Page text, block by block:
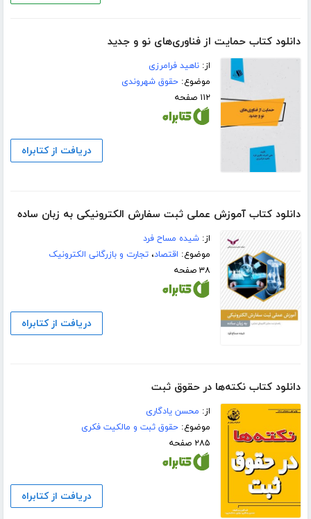
دانلود کتاب حمایت از فناوری‌های نو و جدید
از:ناهید فرامرزی
موضوع:حقوق شهروندی
۱۱۲ صفحه
دریافت از کتابراه
دانلود کتاب آموزش عملی ثبت سفارش الکترونیکی به زبان ساده
از:شیده مساح فرد
موضوع: اقتصاد،تجارت و بازرگانی الکترونیک
۳۸ صفحه
دریافت از کتابراه
دانلود کتاب نکته‌ها در حقوق ثبت
از: محسن یادگاری
موضوع:حقوق ثبت و مالکیت فکری
۲۸۵ صفحه
دریافت از کتابراه